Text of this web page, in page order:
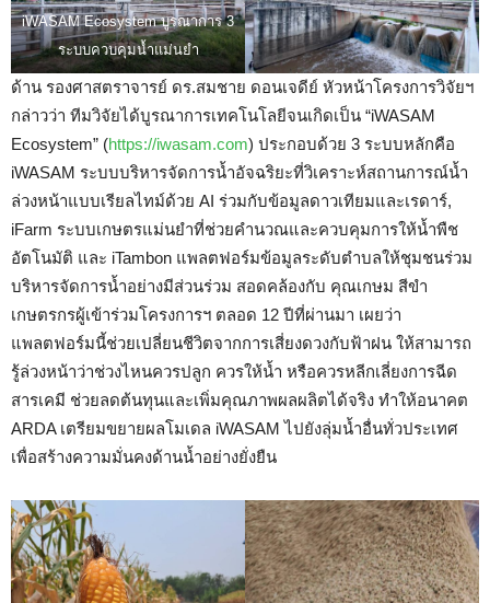
iWASAM Ecosystem บูรณาการ 3
ระบบควบคุมน้ำแม่นยำ
ด้าน รองศาสตราจารย์ ดร.สมชาย ดอนเจดีย์ หัวหน้าโครงการวิจัยฯ
กล่าวว่า ทีมวิจัยได้บูรณาการเทคโนโลยีจนเกิดเป็น “iWASAM
Ecosystem” (https://iwasam.com) ประกอบด้วย 3 ระบบหลักคือ
iWASAM ระบบบริหารจัดการน้ำอัจฉริยะที่วิเคราะห์สถานการณ์น้ำ
ล่วงหน้าแบบเรียลไทม์ด้วย AI ร่วมกับข้อมูลดาวเทียมและเรดาร์,
iFarm ระบบเกษตรแม่นยำที่ช่วยคำนวณและควบคุมการให้น้ำพืช
อัตโนมัติ และ iTambon แพลตฟอร์มข้อมูลระดับตำบลให้ชุมชนร่วม
บริหารจัดการน้ำอย่างมีส่วนร่วม สอดคล้องกับ คุณเกษม สีขำ
เกษตรกรผู้เข้าร่วมโครงการฯ ตลอด 12 ปีที่ผ่านมา เผยว่า
แพลตฟอร์มนี้ช่วยเปลี่ยนชีวิตจากการเสี่ยงดวงกับฟ้าฝน ให้สามารถ
รู้ล่วงหน้าว่าช่วงไหนควรปลูก ควรให้น้ำ หรือควรหลีกเลี่ยงการฉีด
สารเคมี ช่วยลดต้นทุนและเพิ่มคุณภาพผลผลิตได้จริง ทำให้อนาคต
ARDA เตรียมขยายผลโมเดล iWASAM ไปยังลุ่มน้ำอื่นทั่วประเทศ
เพื่อสร้างความมั่นคงด้านน้ำอย่างยั่งยืน